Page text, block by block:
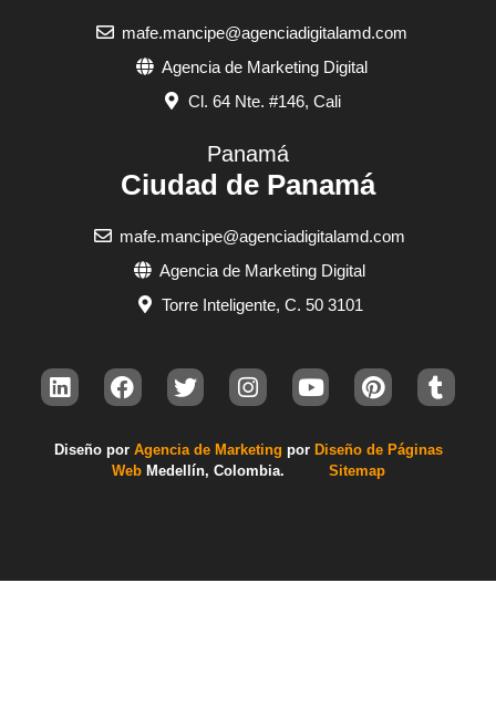
mafe.mancipe@agenciadigitalamd.com
Agencia de Marketing Digital
Cl. 64 Nte. #146, Cali
Panamá
Ciudad de Panamá
mafe.mancipe@agenciadigitalamd.com
Agencia de Marketing Digital
Torre Inteligente, C. 50 3101
Diseño por Agencia de Marketing por Diseño de Páginas
Web Medellín, Colombia. Sitemap